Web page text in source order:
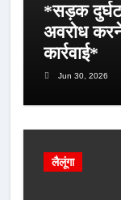
*सड़क
अवरोध
कार्रवाई*
Jun 30, 2026
लैलूंगा